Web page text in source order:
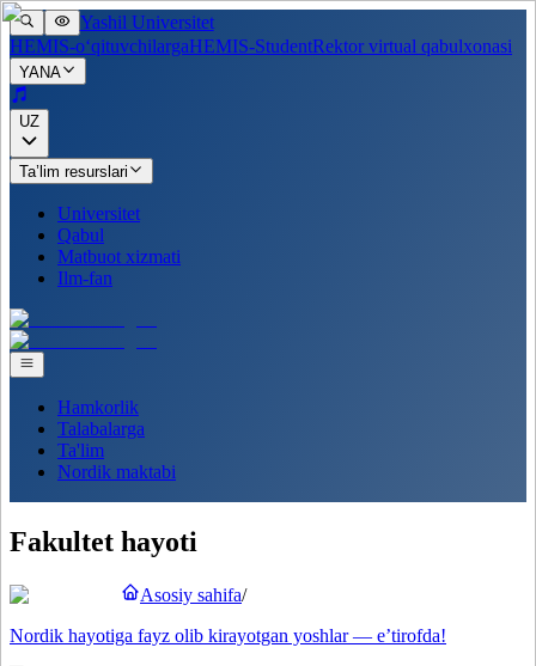
Yashil Universitet
HEMIS-o‘qituvchilargaHEMIS-StudentRektor virtual qabulxonasi
YANA
UZ
Ta’lim resurslari
Universitet
Qabul
Matbuot xizmati
Ilm-fan
Hamkorlik
Talabalarga
Ta'lim
Nordik maktabi
Fakultet hayoti
Asosiy sahifa/
Nordik hayotiga fayz olib kirayotgan yoshlar — e’tirofda!